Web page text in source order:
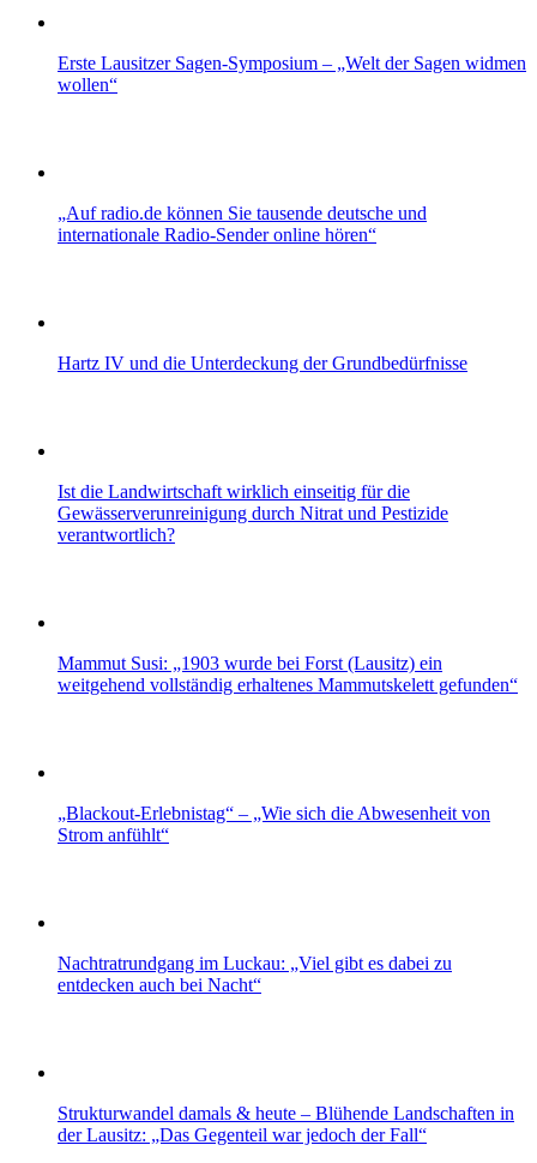
Erste Lausitzer Sagen-Symposium – „Welt der Sagen widmen
wollen“
„Auf radio.de können Sie tausende deutsche und
internationale Radio-Sender online hören“
Hartz IV und die Unterdeckung der Grundbedürfnisse
Ist die Landwirtschaft wirklich einseitig für die
Gewässerverunreinigung durch Nitrat und Pestizide
verantwortlich?
Mammut Susi: „1903 wurde bei Forst (Lausitz) ein
weitgehend vollständig erhaltenes Mammutskelett gefunden“
„Blackout-Erlebnistag“ – „Wie sich die Abwesenheit von
Strom anfühlt“
Nachtratrundgang im Luckau: „Viel gibt es dabei zu
entdecken auch bei Nacht“
Strukturwandel damals & heute – Blühende Landschaften in
der Lausitz: „Das Gegenteil war jedoch der Fall“